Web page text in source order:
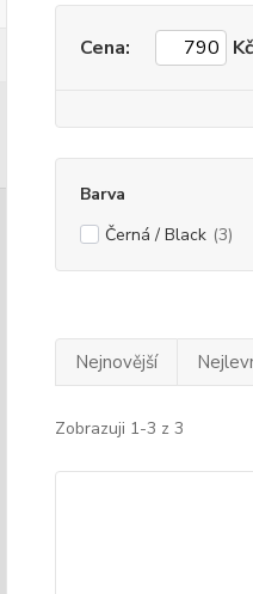
Cena: Kč
Barva
Černá / Black (3)
Nejnovější
Zobrazuji 1-3 z 3